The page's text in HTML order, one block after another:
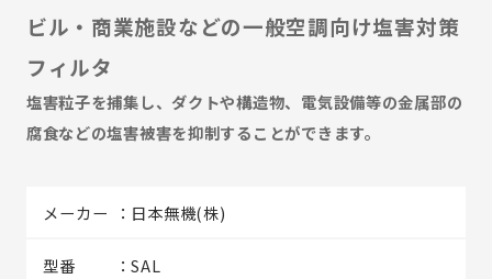
ビル・商業施設などの一般空調向け塩害対策
フィルタ
塩害粒子を捕集し、ダクトや構造物、電気設備等の金属部の
腐食などの塩害被害を抑制することができます。
メーカー 日本無機(株)
型番 SAL